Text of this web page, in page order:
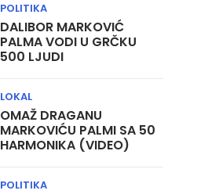
DALIBOR MARKOVIĆ
PALMA VODI U GRČKU
500 LJUDI
POLITIKA
OMAŽ DRAGANU
MARKOVIĆU PALMI SA 50
HARMONIKA (VIDEO)
LOKAL
POLITIKA